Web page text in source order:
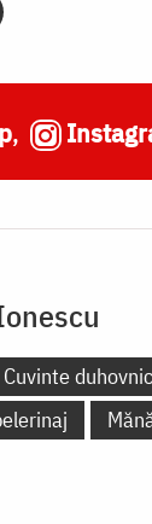
,
Cuvinte